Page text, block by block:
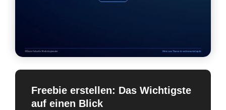
Freebie erstellen: Das Wichtigste
auf einen Blick